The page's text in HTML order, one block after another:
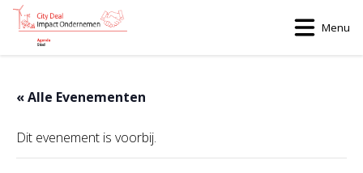
Menu
« Alle Evenementen
Dit evenement is voorbij.